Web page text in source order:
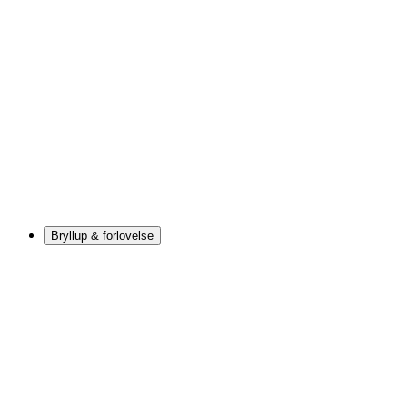
Bryllup & forlovelse